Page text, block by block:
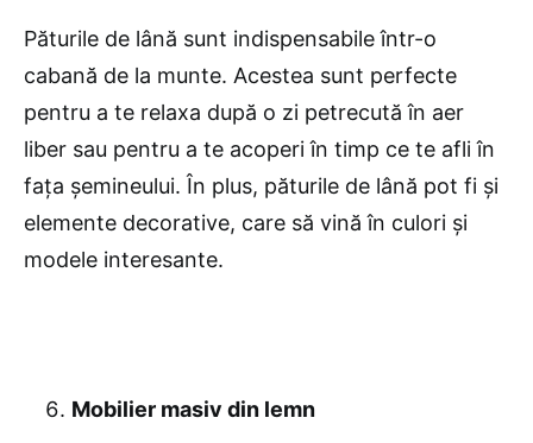
Păturile de lână sunt indispensabile într-o
cabană de la munte. Acestea sunt perfecte
pentru a te relaxa după o zi petrecută în aer
liber sau pentru a te acoperi în timp ce te afli în
fața șemineului. În plus, păturile de lână pot fi și
elemente decorative, care să vină în culori și
modele interesante.
Mobilier masiv din lemn